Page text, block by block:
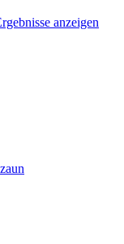
anzeigen